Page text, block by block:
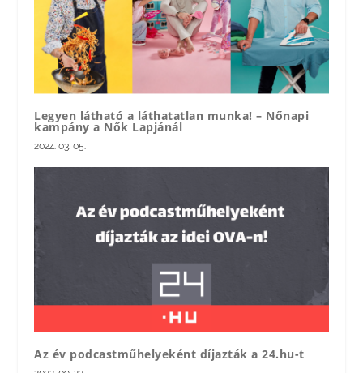
Legyen látható a láthatatlan munka! – Nőnapi
kampány a Nők Lapjánál
2024. 03. 05.
Az év podcastműhelyeként díjazták a 24.hu-t